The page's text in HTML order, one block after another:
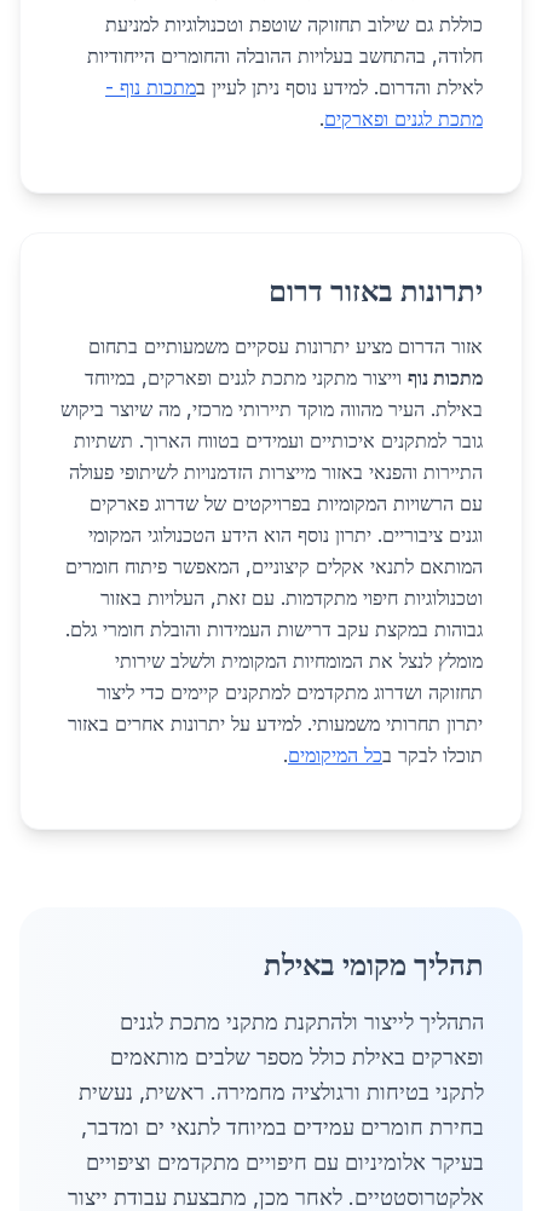
כוללת גם שילוב תחזוקה שוטפת וטכנולוגיות למניעת
חלודה, בהתחשב בעלויות ההובלה והחומרים הייחודיות
לאילת והדרום. למידע נוסף ניתן לעיין במתכות נוף -
מתכת לגנים ופארקים.
יתרונות באזור דרום
אזור הדרום מציע יתרונות עסקיים משמעותיים בתחום
מתכות נוף וייצור מתקני מתכת לגנים ופארקים, במיוחד
באילת. העיר מהווה מוקד תיירותי מרכזי, מה שיוצר ביקוש
גובר למתקנים איכותיים ועמידים בטווח הארוך. תשתיות
התיירות והפנאי באזור מייצרות הזדמנויות לשיתופי פעולה
עם הרשויות המקומיות בפרויקטים של שדרוג פארקים
וגנים ציבוריים. יתרון נוסף הוא הידע הטכנולוגי המקומי
המותאם לתנאי אקלים קיצוניים, המאפשר פיתוח חומרים
וטכנולוגיות חיפוי מתקדמות. עם זאת, העלויות באזור
גבוהות במקצת עקב דרישות העמידות והובלת חומרי גלם.
מומלץ לנצל את המומחיות המקומית ולשלב שירותי
תחזוקה ושדרוג מתקדמים למתקנים קיימים כדי ליצור
יתרון תחרותי משמעותי. למידע על יתרונות אחרים באזור
תוכלו לבקר בכל המיקומים.
תהליך מקומי באילת
התהליך לייצור ולהתקנת מתקני מתכת לגנים
ופארקים באילת כולל מספר שלבים מותאמים
לתקני בטיחות ורגולציה מחמירה. ראשית, נעשית
בחירת חומרים עמידים במיוחד לתנאי ים ומדבר,
בעיקר אלומיניום עם חיפויים מתקדמים וציפויים
אלקטרוסטטיים. לאחר מכן, מתבצעת עבודת ייצור